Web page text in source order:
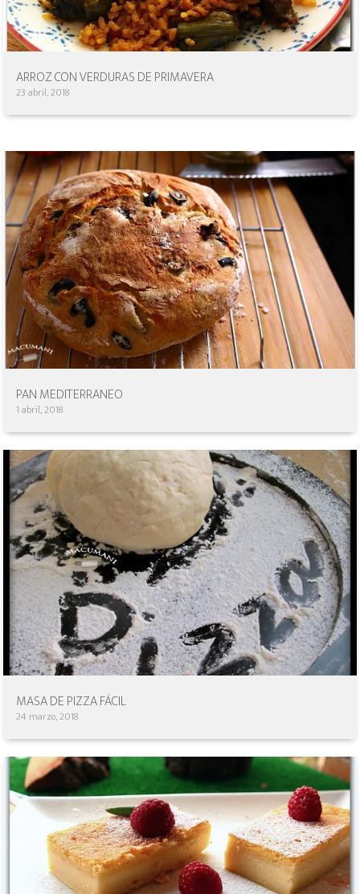
ARROZ CON VERDURAS DE PRIMAVERA
23 abril, 2018
PAN MEDITERRANEO
1 abril, 2018
MASA DE PIZZA FÁCIL
24 marzo, 2018